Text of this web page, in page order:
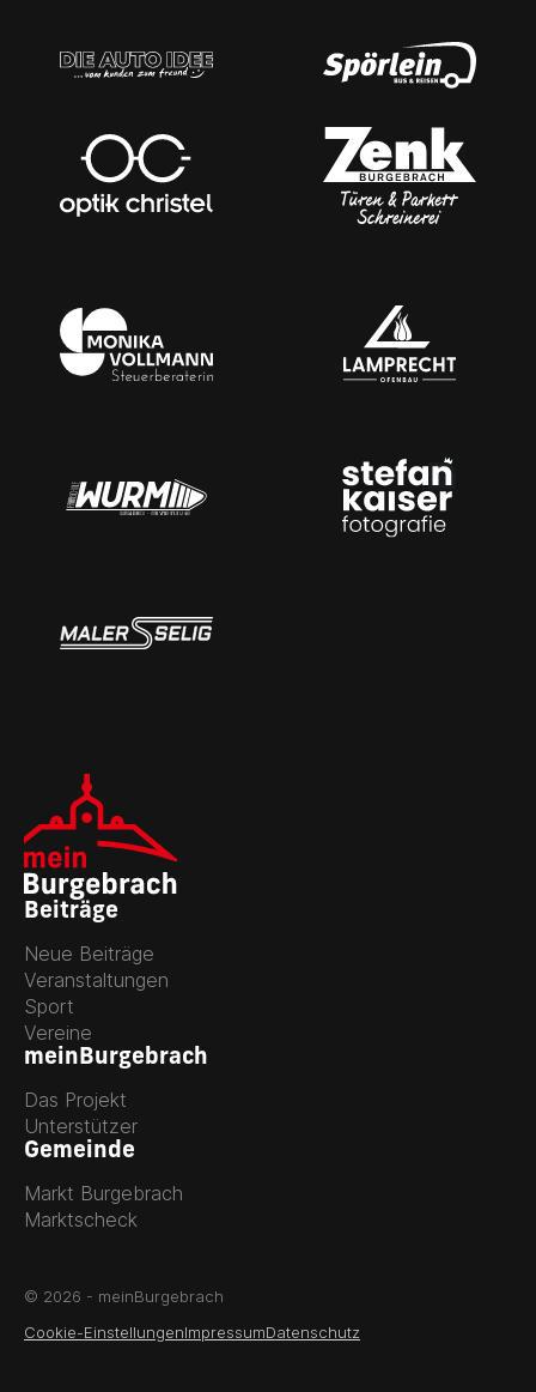
Beiträge
Neue Beiträge
Veranstaltungen
Sport
Vereine
meinBurgebrach
Das Projekt
Unterstützer
Gemeinde
Markt Burgebrach
Marktscheck
© 2026 - meinBurgebrach
Cookie-EinstellungenImpressumDatenschutz